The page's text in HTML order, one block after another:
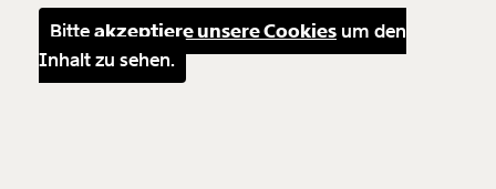
Weiter
Bitteakzeptiere unsere Cookies um den
Inhalt zu sehen.